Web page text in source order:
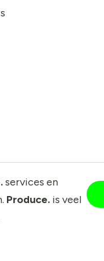
services en
Produce.is veel